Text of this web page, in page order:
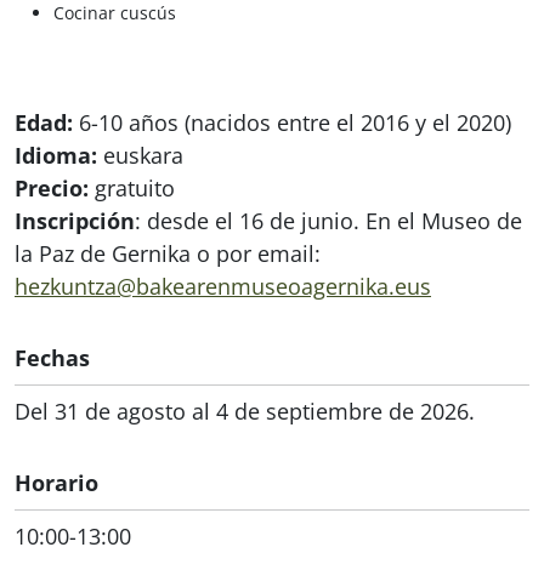
Cocinar cuscús
Edad: 6-10 años (nacidos entre el 2016 y el 2020)
Idioma: euskara
Precio: gratuito
Inscripción: desde el 16 de junio. En el Museo de
la Paz de Gernika o por email:
hezkuntza@bakearenmuseoagernika.eus
Fechas
Del 31 de agosto al 4 de septiembre de 2026.
Horario
10:00-13:00